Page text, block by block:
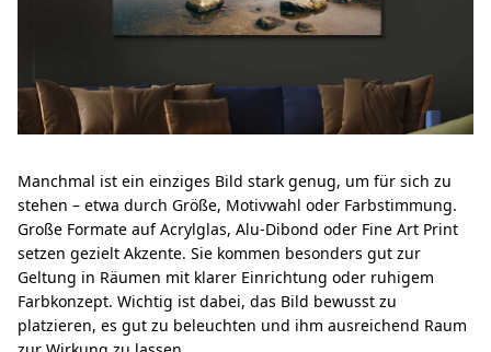
Manchmal ist ein einziges Bild stark genug, um für sich zu
stehen – etwa durch Größe, Motivwahl oder Farbstimmung.
Große Formate auf Acrylglas, Alu-Dibond oder Fine Art Print
setzen gezielt Akzente. Sie kommen besonders gut zur
Geltung in Räumen mit klarer Einrichtung oder ruhigem
Farbkonzept. Wichtig ist dabei, das Bild bewusst zu
platzieren, es gut zu beleuchten und ihm ausreichend Raum